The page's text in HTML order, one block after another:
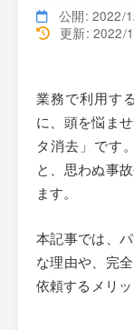
公開: 2022/
更新: 2022/
業務で利用す
に、頭を悩ま
タ消去」です
と、思わぬ事
ます。
本記事では、
な理由や、完
依頼するメリ